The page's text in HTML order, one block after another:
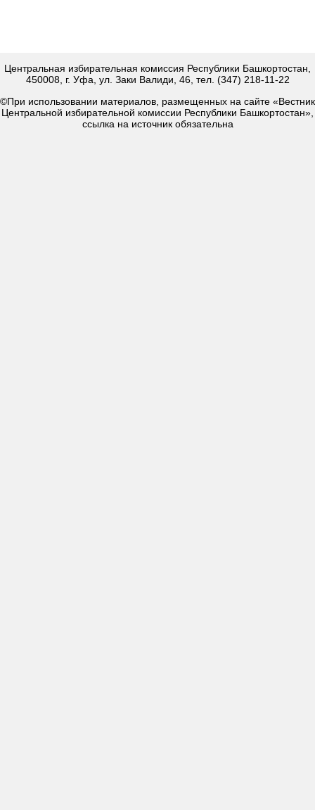
Центральная избирательная комиссия Республики Башкортостан,
450008, г. Уфа, ул. Заки Валиди, 46, тел. (347) 218-11-22
©При использовании материалов, размещенных на сайте «Вестник
Центральной избирательной комиссии Республики Башкортостан»,
ссылка на источник обязательна